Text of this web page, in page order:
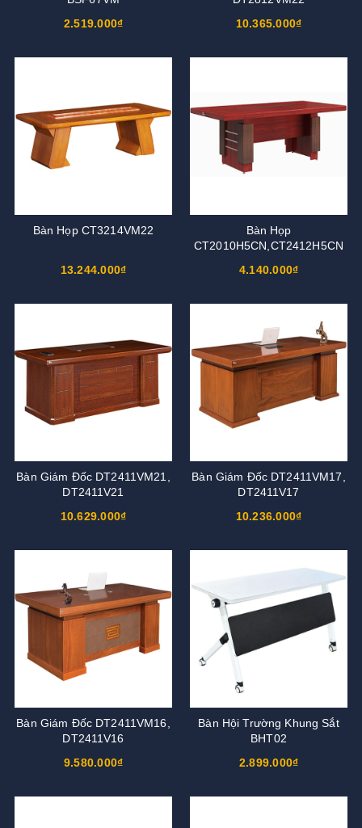
2.519.000₫
10.365.000₫
Bàn Họp CT3214VM22
13.244.000₫
Bàn Họp
CT2010H5CN,CT2412H5CN
4.140.000₫
Bàn Giám Đốc DT2411VM21,
DT2411V21
10.629.000₫
Bàn Giám Đốc DT2411VM17,
DT2411V17
10.236.000₫
Bàn Giám Đốc DT2411VM16,
DT2411V16
9.580.000₫
Bàn Hội Trường Khung Sắt
BHT02
2.899.000₫